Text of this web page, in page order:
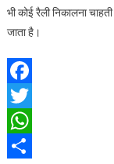
भी कोई रैली निकालना
जाता है।
Facebook
Twitter
WhatsApp